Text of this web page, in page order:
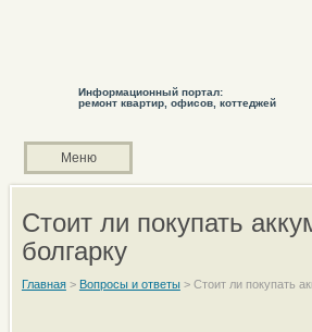
Информационный портал:
ремонт квартир, офисов, коттеджей
Меню
Стоит ли покупать
болгарку
Главная> Вопросы и ответы> Стоит ли покупать